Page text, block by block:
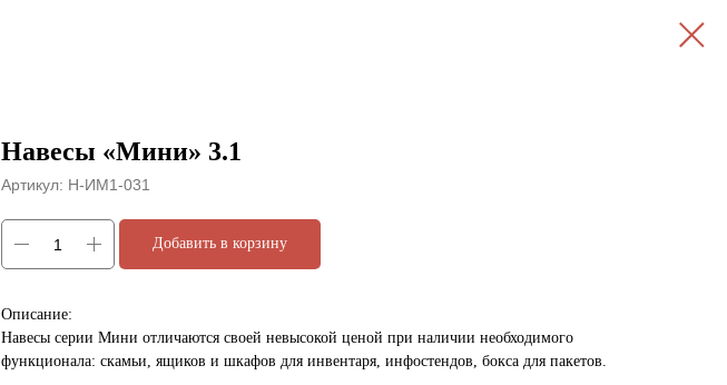
Навесы «Мини» 3.1
Артикул: Н-ИМ1-031
Добавить в корзину
Описание:
Навесы серии Мини отличаются своей невысокой ценой при наличии необходимого
функционала: скамьи, ящиков и шкафов для инвентаря, инфостендов, бокса для пакетов.